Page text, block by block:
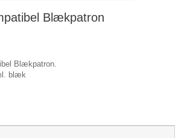
Blækpatron
Blækpatron.
blæk